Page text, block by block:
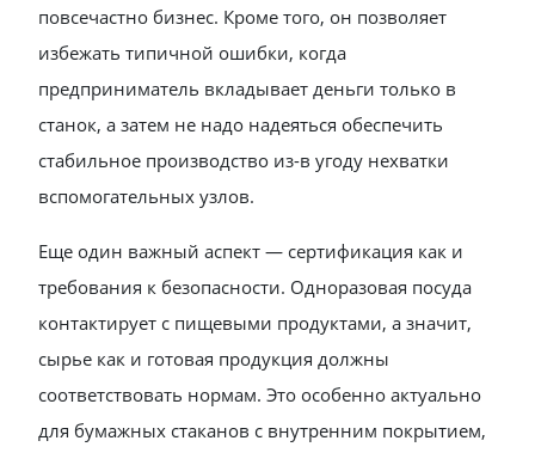
повсечастно бизнес. Кроме того, он позволяет
избежать типичной ошибки, когда
предприниматель вкладывает деньги только в
станок, а затем не надо надеяться обеспечить
стабильное производство из-в угоду нехватки
вспомогательных узлов.
Еще один важный аспект — сертификация как и
требования к безопасности. Одноразовая посуда
контактирует с пищевыми продуктами, а значит,
сырье как и готовая продукция должны
соответствовать нормам. Это особенно актуально
для бумажных стаканов с внутренним покрытием,